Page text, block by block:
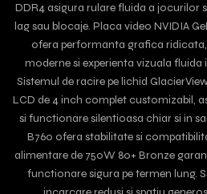
DDR4 asigura rulare fluida a jocurilor
lag sau blocaje. Placa video NVIDIA
ofera performanta grafica
moderne si experienta vizuala
Sistemul de racire pe lichid
LCD de 4 inch complet customizabil,
si functionare silentioasa chiar si in
B760 ofera stabilitate si
alimentare de 750W 80+ Bronze
functionare sigura pe termen lung.